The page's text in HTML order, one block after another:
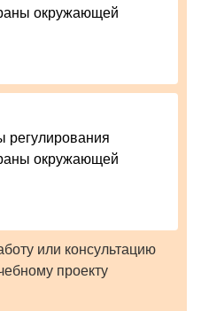
окружающей
регулирования
окружающей
или консультацию
проекту